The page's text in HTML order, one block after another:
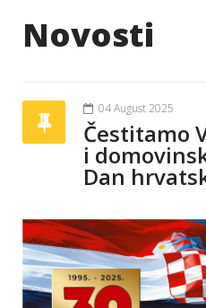
Novosti
04 August 2025
Čestitamo
i
Dan